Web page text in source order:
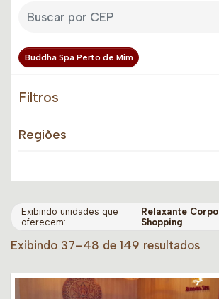
Buddha Spa Perto de Mim
Filtros
Regiões
Exibindo unidades que
oferecem:
Relaxante
Shopping
Exibindo 37–48 de 149 resultados